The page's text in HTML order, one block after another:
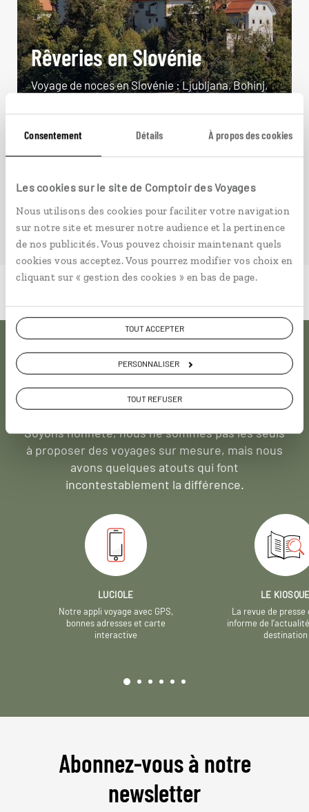
Consentement Détails À propos des cookies
Les cookies sur le site de Comptoir des Voyages
Nous utilisons des cookies pour faciliter votre navigation
sur notre site et mesurer notre audience et la pertinence
de nos publicités. Vous pouvez choisir maintenant quels
cookies vous acceptez. Vous pourrez modifier vos choix en
cliquant sur « gestion des cookies » en bas de page.
TOUT ACCEPTER
PERSONNALISER
TOUT REFUSER
Rêveries en Slovénie
Voyage de noces en Slovénie : Ljubljana, Bohinj,
8 jours / 7 nuits
Pourquoi voyager avec
nous
Soyons honnête, nous ne sommes pas les seuls
à proposer des voyages sur mesure, mais nous
avons quelques atouts qui font
incontestablement la différence.
LUCIOLE
Notre appli voyage avec GPS,
bonnes adresses et carte
interactive
LE
La revue de presse
informe de
destination
Abonnez-vous à notre
newsletter